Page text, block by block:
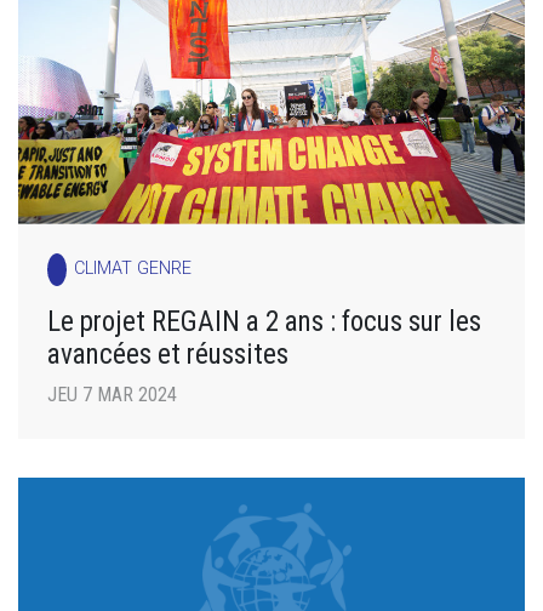
CLIMAT GENRE
Le projet REGAIN a 2 ans : focus sur les
avancées et réussites
JEU 7 MAR 2024